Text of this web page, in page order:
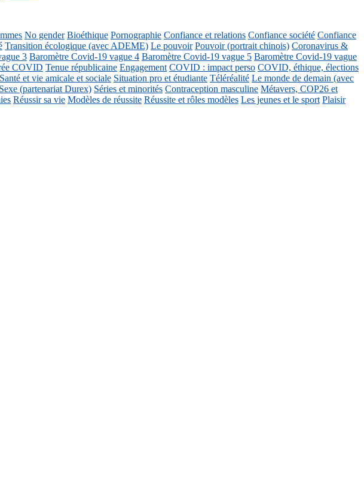
No gender Bioéthique Pornographie Confiance et relations Confiance société Confiance
Transition écologique (avec ADEME) Le pouvoir Pouvoir (portrait chinois) Coronavirus &
3 Baromètre Covid-19 vague 4 Baromètre Covid-19 vague 5 Baromètre Covid-19 vague
COVID Tenue républicaine Engagement COVID : impact perso COVID, éthique, élections
Santé et vie amicale et sociale Situation pro et étudiante Téléréalité Le monde de demain (avec
Sexe (partenariat Durex) Séries et minorités Contraception masculine Métavers, COP26 et
Réussir sa vie Modèles de réussite Réussite et rôles modèles Les jeunes et le sport Plaisir